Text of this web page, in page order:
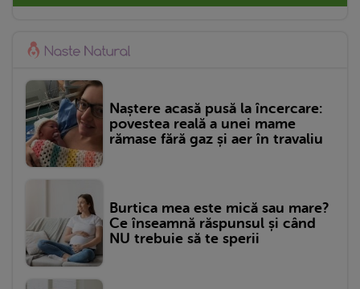
Naștere acasă pusă la încercare:
povestea reală a unei mame
rămase fără gaz și aer în travaliu
Burtica mea este mică sau mare?
Ce înseamnă răspunsul și când
NU trebuie să te sperii